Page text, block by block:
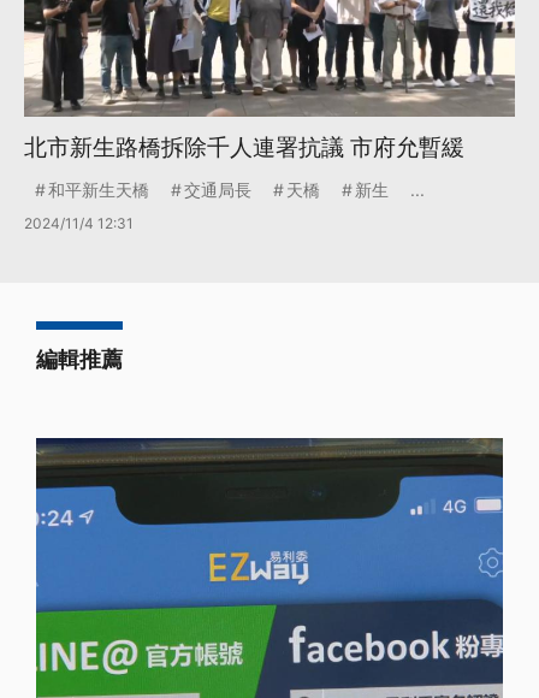
北市新生路橋拆除千人連署抗議 市府允暫緩
和平新生天橋 交通局長 天橋 新生 ...
2024/11/4 12:31
編輯推薦